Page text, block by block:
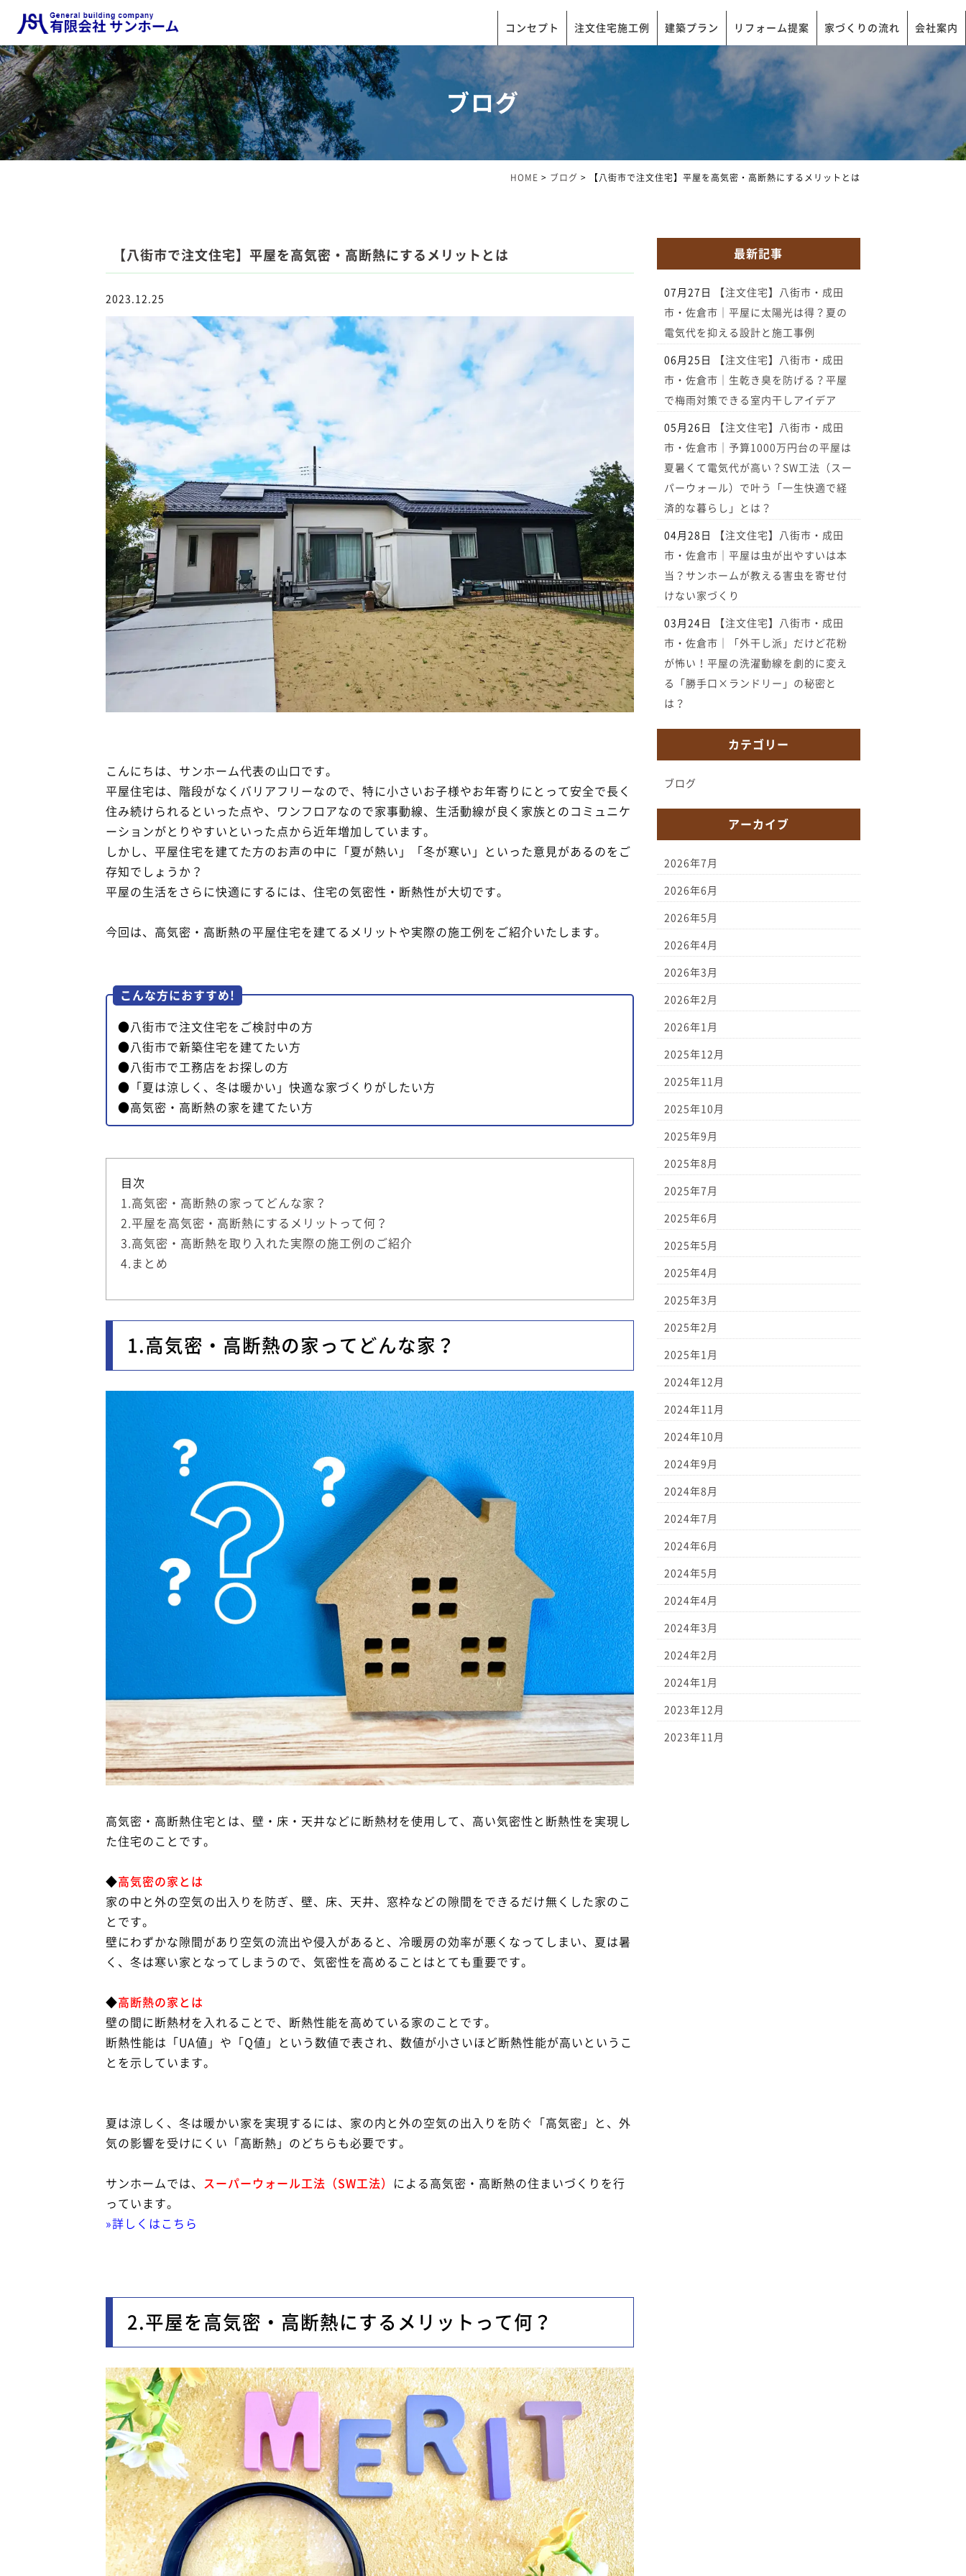
コンセプト 注文住宅施工例 建築プラン リフォーム提案 家づくりの流れ 会社案内
ブログ
HOME > ブログ > 【八街市で注文住宅】平屋を高気密・高断熱にするメリットとは
【八街市で注文住宅】平屋を高気密・高断熱にするメリットとは
2023.12.25
こんにちは、サンホーム代表の山口です。
平屋住宅は、階段がなくバリアフリーなので、特に小さいお子様やお年寄りにとって安全で長く
住み続けられるといった点や、ワンフロアなので家事動線、生活動線が良く家族とのコミュニケ
ーションがとりやすいといった点から近年増加しています。
しかし、平屋住宅を建てた方のお声の中に「夏が熱い」「冬が寒い」といった意見があるのをご
存知でしょうか？
平屋の生活をさらに快適にするには、住宅の気密性・断熱性が大切です。
今回は、高気密・高断熱の平屋住宅を建てるメリットや実際の施工例をご紹介いたします。
こんな方におすすめ!
●八街市で注文住宅をご検討中の方
●八街市で新築住宅を建てたい方
●八街市で工務店をお探しの方
●「夏は涼しく、冬は暖かい」快適な家づくりがしたい方
●高気密・高断熱の家を建てたい方
目次
1.高気密・高断熱の家ってどんな家？
2.平屋を高気密・高断熱にするメリットって何？
3.高気密・高断熱を取り入れた実際の施工例のご紹介
4.まとめ
1.高気密・高断熱の家ってどんな家？
高気密・高断熱住宅とは、壁・床・天井などに断熱材を使用して、高い気密性と断熱性を実現し
た住宅のことです。
◆高気密の家とは
家の中と外の空気の出入りを防ぎ、壁、床、天井、窓枠などの隙間をできるだけ無くした家のこ
とです。
壁にわずかな隙間があり空気の流出や侵入があると、冷暖房の効率が悪くなってしまい、夏は暑
く、冬は寒い家となってしまうので、気密性を高めることはとても重要です。
◆高断熱の家とは
壁の間に断熱材を入れることで、断熱性能を高めている家のことです。
断熱性能は「UA値」や「Q値」という数値で表され、数値が小さいほど断熱性能が高いというこ
とを示しています。
夏は涼しく、冬は暖かい家を実現するには、家の内と外の空気の出入りを防ぐ「高気密」と、外
気の影響を受けにくい「高断熱」のどちらも必要です。
サンホームでは、 スーパーウォール工法（SW工法）
による高気密・高断熱の住まいづくりを行
っています。
»詳しくはこちら
2.平屋を高気密・高断熱にするメリットって何？
最新記事
07月27日
【注文住宅】八街市・成田
市・佐倉市｜平屋に太陽光は得？夏の
電気代を抑える設計と施工事例
06月25日
【注文住宅】八街市・成田
市・佐倉市｜生乾き臭を防げる？平屋
で梅雨対策できる室内干しアイデア
05月26日
【注文住宅】八街市・成田
市・佐倉市｜予算1000万円台の平屋は
夏暑くて電気代が高い？SW工法（スー
パーウォール）で叶う「一生快適で経
済的な暮らし」とは？
04月28日
【注文住宅】八街市・成田
市・佐倉市｜平屋は虫が出やすいは本
当？サンホームが教える害虫を寄せ付
けない家づくり
03月24日
【注文住宅】八街市・成田
市・佐倉市｜「外干し派」だけど花粉
が怖い！平屋の洗濯動線を劇的に変え
る「勝手口×ランドリー」の秘密と
は？
カテゴリー
ブログ
アーカイブ
2026年7月
2026年6月
2026年5月
2026年4月
2026年3月
2026年2月
2026年1月
2025年12月
2025年11月
2025年10月
2025年9月
2025年8月
2025年7月
2025年6月
2025年5月
2025年4月
2025年3月
2025年2月
2025年1月
2024年12月
2024年11月
2024年10月
2024年9月
2024年8月
2024年7月
2024年6月
2024年5月
2024年4月
2024年3月
2024年2月
2024年1月
2023年12月
2023年11月